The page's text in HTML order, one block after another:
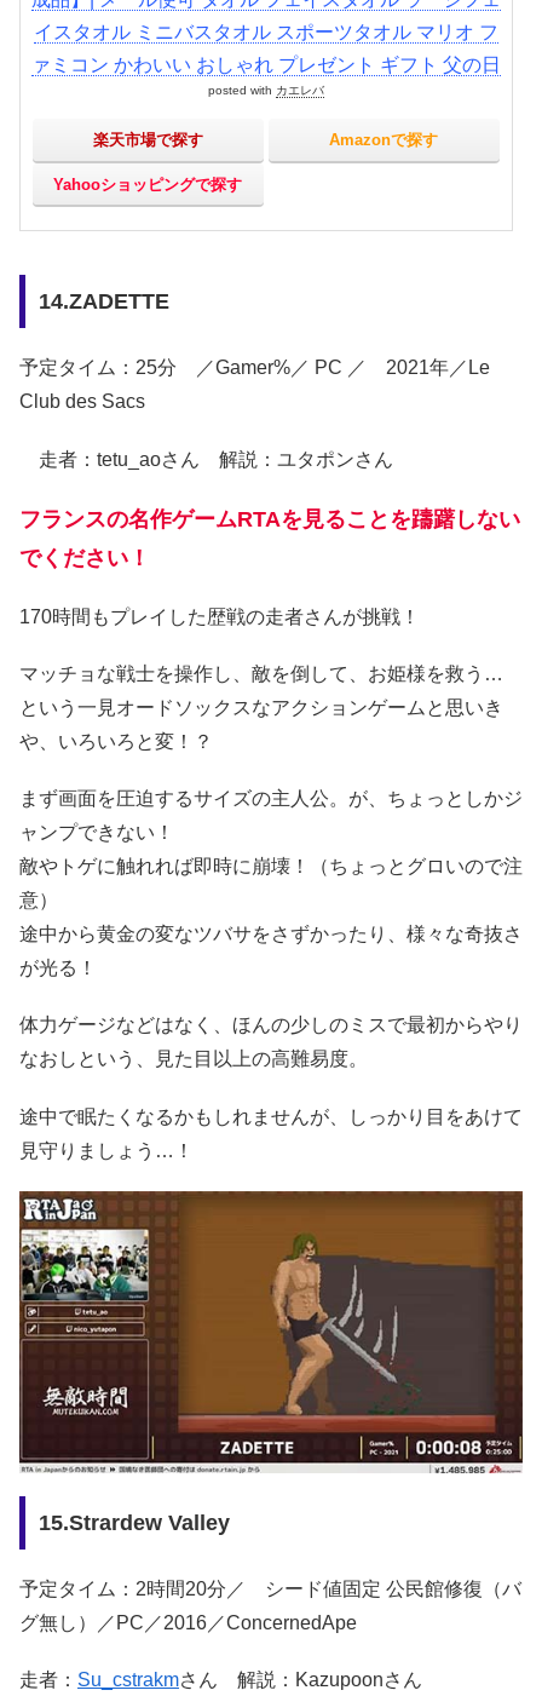
イスタオル ミニバスタオル スポーツタオル マリオ フ
ァミコン かわいい おしゃれ プレゼント ギフト 父の日
posted with カエレバ
楽天市場で探す Amazonで探す
Yahooショッピングで探す
14.ZADETTE
予定タイム：25分 ／Gamer%／ PC ／ 2021年／Le
Club des Sacs
走者：tetu_aoさん 解説：ユタポンさん
フランスの名作ゲームRTAを見ることを躊躇しない
でください！
170時間もプレイした歴戦の走者さんが挑戦！
マッチョな戦士を操作し、敵を倒して、お姫様を救う…
という一見オードソックスなアクションゲームと思いき
や、いろいろと変！？
まず画面を圧迫するサイズの主人公。が、ちょっとしかジ
ャンプできない！
敵やトゲに触れれば即時に崩壊！（ちょっとグロいので注
意）
途中から黄金の変なツバサをさずかったり、様々な奇抜さ
が光る！
体力ゲージなどはなく、ほんの少しのミスで最初からやり
なおしという、見た目以上の高難易度。
途中で眠たくなるかもしれませんが、しっかり目をあけて
見守りましょう…！
15.Strardew Valley
予定タイム：2時間20分／ シード値固定 公民館修復（バ
グ無し）／PC／2016／ConcernedApe
走者： Su_cstrakmさん 解説：Kazupoonさん